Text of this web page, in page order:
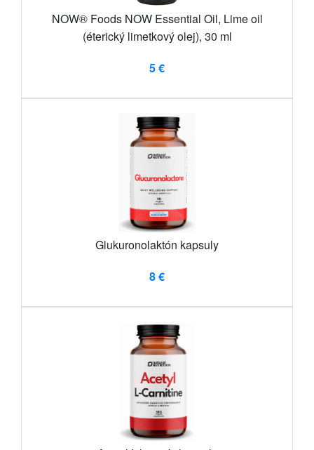
NOW® Foods NOW Essential Oil, Lime oil
(éterický limetkový olej), 30 ml
5 €
Glukuronolaktón kapsuly
8 €